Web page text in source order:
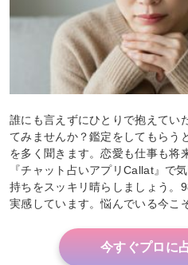
誰にも言えずにひとりで抱えてい
てみませんか？鑑定をしてもらう
を多く聞きます。恋愛も仕事も将
『チャット占いアプリCallat』で
持ちをスッキリ晴らしましょう。
実感しています。悩んでいる今こ
今すぐプロに